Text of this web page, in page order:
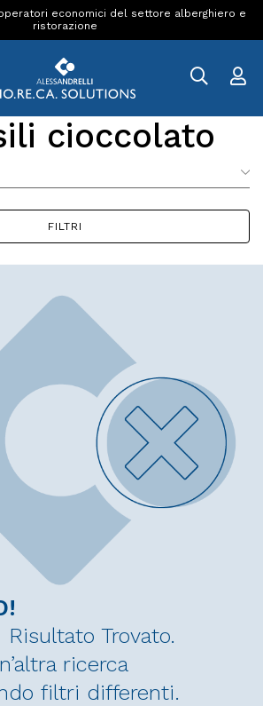
economici del settore alberghiero e
ristorazione
cioccolato
FILTRI
Risultato Trovato.
ricerca
filtri differenti.